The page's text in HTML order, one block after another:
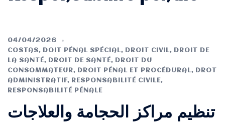
04/04/2026
COSTAS, DOIT PÉNAL SPÉCIAL, DROIT CIVIL,
DROIT DE
LA SANTÉ, DROIT DE SANTÉ,
DROIT DU
CONSOMMATEUR, DROIT PÉNAL ET PROCÉDURAL,
DROT
ADMINISTRATIF, RESPONSABILITÉ CIVILE,
RESPONSABILITÉ PÉNALE
تنظيم مراكز الحجامة والعلاجات